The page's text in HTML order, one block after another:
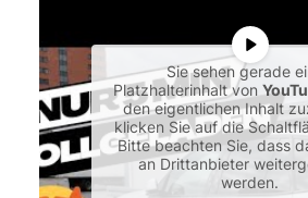
Sie sehen gerade
Platzhalterinhalt von
den eigentlichen Inhalt
klicken Sie auf die
Bitte beachten Sie, dass
an Drittanbieter
werden.